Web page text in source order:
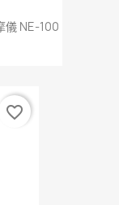
儀 NE-100
favorite_border